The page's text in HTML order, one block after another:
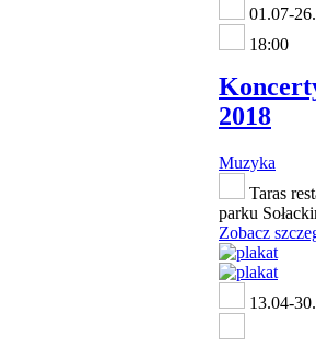
01.07-
18:00
2018
Muzyka
Taras
parku
Zobacz
13.04-